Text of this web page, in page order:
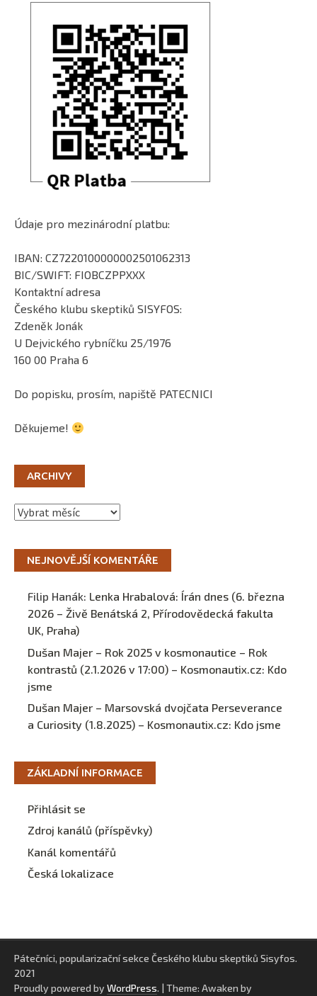
Údaje pro mezinárodní platbu:
IBAN: CZ7220100000002501062313
BIC/SWIFT: FIOBCZPPXXX
Kontaktní adresa
Českého klubu skeptiků SISYFOS:
Zdeněk Jonák
U Dejvického rybníčku 25/1976
160 00 Praha 6
Do popisku, prosím, napiště PATECNICI
Děkujeme!
ARCHIVY
Archivy
NEJNOVĚJŠÍ KOMENTÁŘE
Filip Hanák: Lenka Hrabalová: Írán dnes (6. března
2026 – Živě Benátská 2, Přírodovědecká fakulta
UK, Praha)
Dušan Majer – Rok 2025 v kosmonautice – Rok
kontrastů (2.1.2026 v 17:00) – Kosmonautix.cz: Kdo
jsme
Dušan Majer – Marsovská dvojčata Perseverance
a Curiosity (1.8.2025) – Kosmonautix.cz: Kdo jsme
ZÁKLADNÍ INFORMACE
Přihlásit se
Zdroj kanálů (příspěvky)
Kanál komentářů
Česká lokalizace
Pátečníci, popularizační sekce Českého klubu skeptiků Sisyfos.
2021
Proudly powered by WordPress. | Theme: Awaken by